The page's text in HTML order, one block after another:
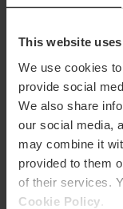
This website
We use cookies
provide social
We also share
our social media,
may combine it
provided to them
of their services.
Cookie Policy
m2:308
School:200
Cocktail: 300
BACO
m2: 153
Audit:70
School:50
Banquet:60
Cocktail: 80